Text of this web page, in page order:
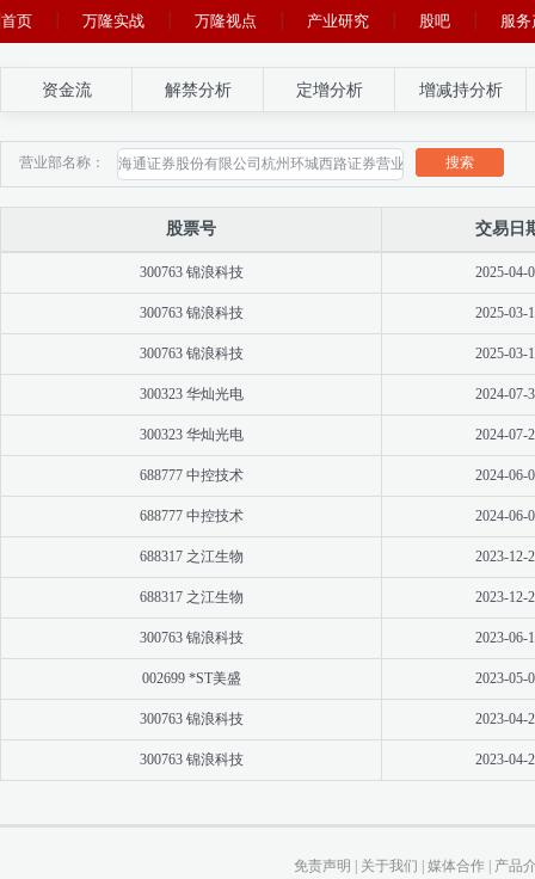
首页 万隆实战 万隆视点 产业研究 股吧 服
资金流 解禁分析 定增分析 增减持分析
营业部名称： 搜索
股票号 交易日
300763 锦浪科技 2025-04-
300763 锦浪科技 2025-03-
300763 锦浪科技 2025-03-
300323 华灿光电 2024-07-
300323 华灿光电 2024-07-
688777 中控技术 2024-06-
688777 中控技术 2024-06-
688317 之江生物 2023-12-
688317 之江生物 2023-12-
300763 锦浪科技 2023-06-
002699 *ST美盛 2023-05-
300763 锦浪科技 2023-04-
300763 锦浪科技 2023-04-
免责声明 关于我们 媒体合作 产品